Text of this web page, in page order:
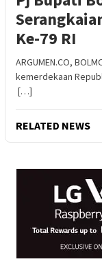
Ke-79 RI
ARGUMEN.CO,
kemerdekaan
[…]
RELATED NEWS